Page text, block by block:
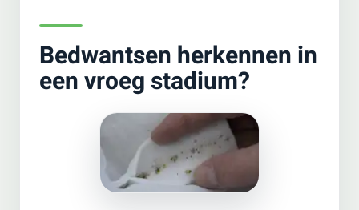
Bedwantsen herkennen in
een vroeg stadium?